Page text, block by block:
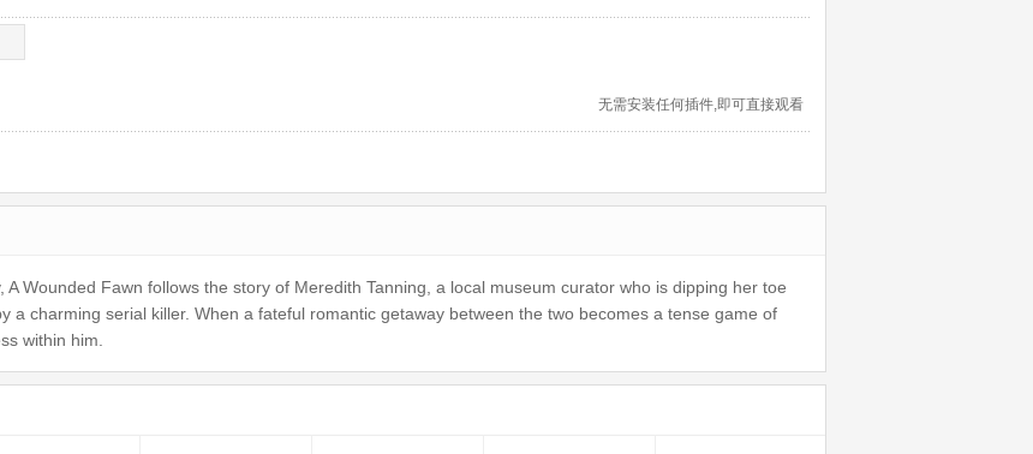
无需安装任何插件,即可直接观看
Wounded Fawn follows the story of Meredith Tanning, a local museum curator who is dipping her toe
a charming serial killer. When a fateful romantic getaway between the two becomes a tense game of
within him.